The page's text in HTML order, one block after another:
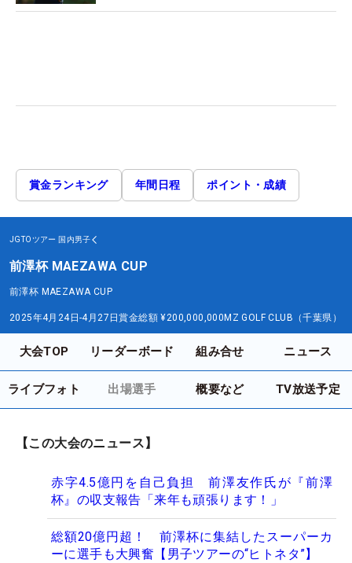
賞金ランキング 年間日程 ポイント・成績
JGTOツアー 国内男子
前澤杯 MAEZAWA CUP
前澤杯 MAEZAWA CUP
2025年4月24日-4月27日賞金総額 ¥200,000,000MZ GOLF CLUB（千葉県）
大会TOP リーダーボード 組み合せ ニュース
ライブフォト 出場選手 概要など TV放送予定
【この大会のニュース】
赤字4.5億円を自己負担 前澤友作氏が『前澤
杯』の収支報告「来年も頑張ります！」
総額20億円超！ 前澤杯に集結したスーパーカ
ーに選手も大興奮【男子ツアーの“ヒトネタ”】